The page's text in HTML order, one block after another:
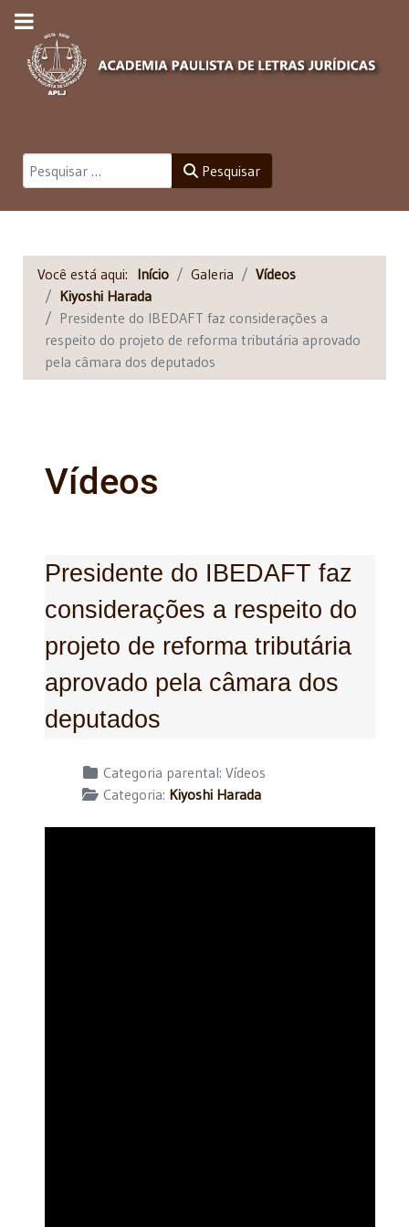
Pesquisar Pesquisar
Você está aqui: Início Galeria
Vídeos
Kiyoshi Harada
Presidente do IBEDAFT faz considerações a
respeito do projeto de reforma tributária aprovado
pela câmara dos deputados
Vídeos
Presidente do IBEDAFT faz
considerações a respeito do
projeto de reforma tributária
aprovado pela câmara dos
deputados
Detalhes Categoria parental: Vídeos
Categoria: Kiyoshi Harada